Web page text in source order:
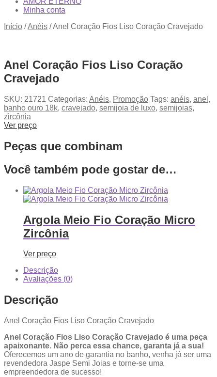
Minha conta
Início /Anéis /Anel Coração Fios Liso Coração Cravejado
Anel Coração Fios Liso Coração
Cravejado
SKU: 21721 Categorias: Anéis, Promoção Tags: anéis, anel ,
banho ouro 18k, cravejado, semijoia de luxo, semijoias,
zircônia
Ver preço
Peças que combinam
Você também pode gostar de…
Argola Meio Fio Coração Micro
Zircônia
Ver preço
Descrição
Avaliações (0)
Descrição
Anel Coração Fios Liso Coração Cravejado
Anel Coração Fios Liso Coração Cravejado é uma peça
apaixonante. Não perca essa chance, garanta já a sua!
Oferecemos um ano de garantia no banho, venha já ser uma
revendedora Jaspe Semi Joias e torne-se uma
empreendedora de sucesso!